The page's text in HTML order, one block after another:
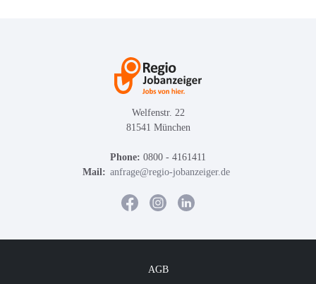
Welfenstr. 22
81541 München
Phone: 0800 - 4161411
Mail: anfrage@regio-jobanzeiger.de
AGB